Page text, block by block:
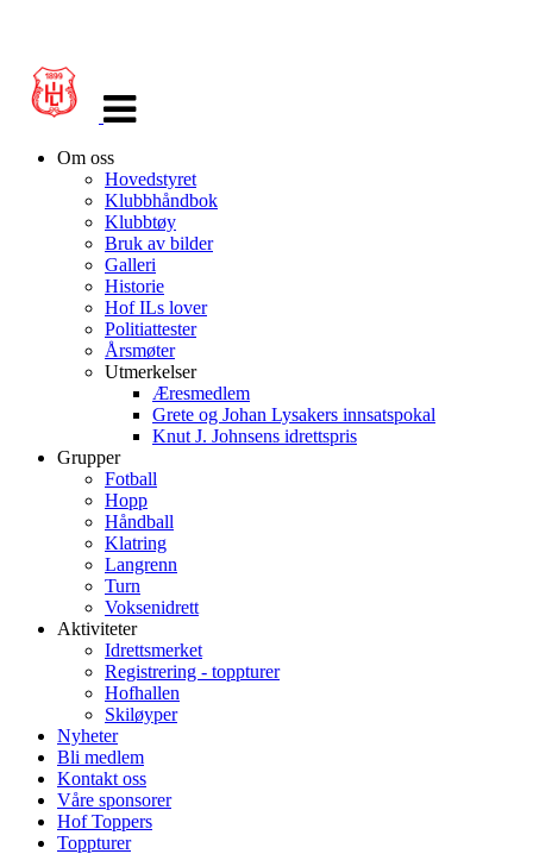
navigasjon
Om oss
Hovedstyret
Klubbhåndbok
Klubbtøy
Bruk av bilder
Galleri
Historie
Hof ILs lover
Politiattester
Årsmøter
Utmerkelser
Æresmedlem
Grete og Johan Lysakers innsatspokal
Knut J. Johnsens idrettspris
Grupper
Fotball
Hopp
Håndball
Klatring
Langrenn
Turn
Voksenidrett
Aktiviteter
Idrettsmerket
Registrering - toppturer
Hofhallen
Skiløyper
Nyheter
Bli medlem
Kontakt oss
Våre sponsorer
Hof Toppers
Toppturer